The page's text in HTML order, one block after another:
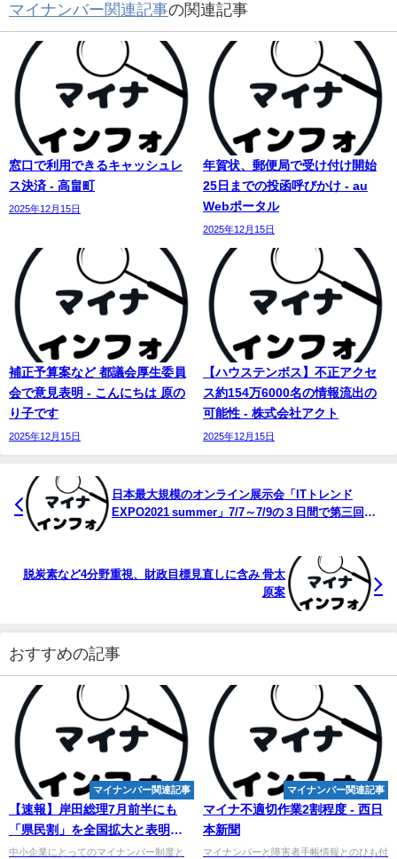
マイナンバー関連記事の関連記事
窓口で利用できるキャッシュレ
ス決済 - 高畠町
2025年12月15日
年賀状、郵便局で受け付け開始
25日までの投函呼びかけ - au
Webポータル
2025年12月15日
補正予算案など 都議会厚生委員
会で意見表明 - こんにちは 原の
り子です
2025年12月15日
【ハウステンボス】不正アクセ
ス約154万6000名の情報流出の
可能性 - 株式会社アクト
2025年12月15日
日本最大規模のオンライン展示会「ITトレンド
EXPO2021 summer」7/7～7/9の３日間で第三回目
脱炭素など4分野重視、財政目標見直しに含み 骨太
原案
おすすめの記事
マイナンバー関連記事
【速報】岸田総理7月前半にも
「県民割」を全国拡大と表明
GoToトラベル再開は当面見送り
中小企業にとってのマイナンバー制度と
マイナンバー関連記事
マイナ不適切作業2割程度 - 西日
本新聞
マイナンバーと障害者手帳情報とのひも付